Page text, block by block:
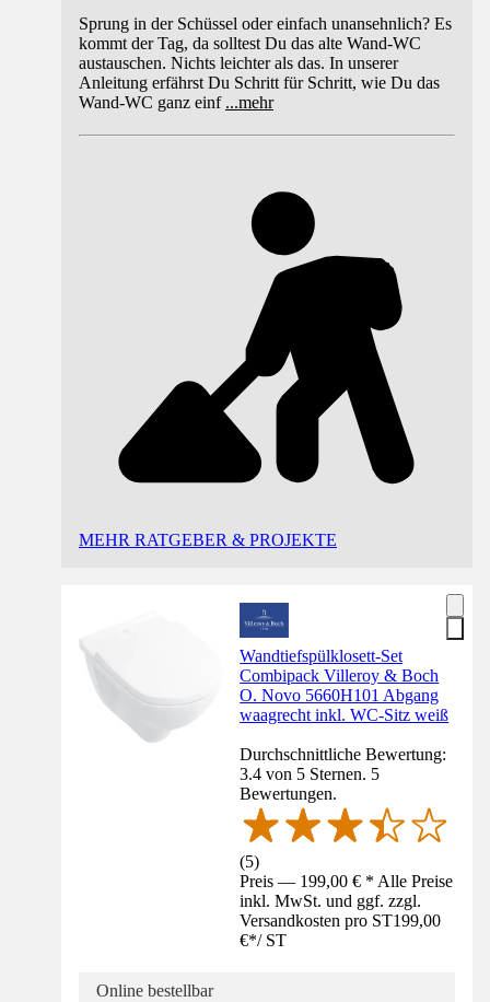
Sprung in der Schüssel oder einfach unansehnlich? Es
kommt der Tag, da solltest Du das alte Wand-WC
austauschen. Nichts leichter als das. In unserer
Anleitung erfährst Du Schritt für Schritt, wie Du das
Wand-WC ganz einf ...mehr
MEHR RATGEBER & PROJEKTE
Wandtiefspülklosett-Set
Combipack Villeroy & Boch
O. Novo 5660H101 Abgang
waagrecht inkl. WC-Sitz weiß
Durchschnittliche Bewertung:
3.4 von 5 Sternen. 5
Bewertungen.
(5)
Preis — 199,00 € * Alle Preise
inkl. MwSt. und ggf. zzgl.
Versandkosten pro ST199,00
€*/ ST
Online bestellbar